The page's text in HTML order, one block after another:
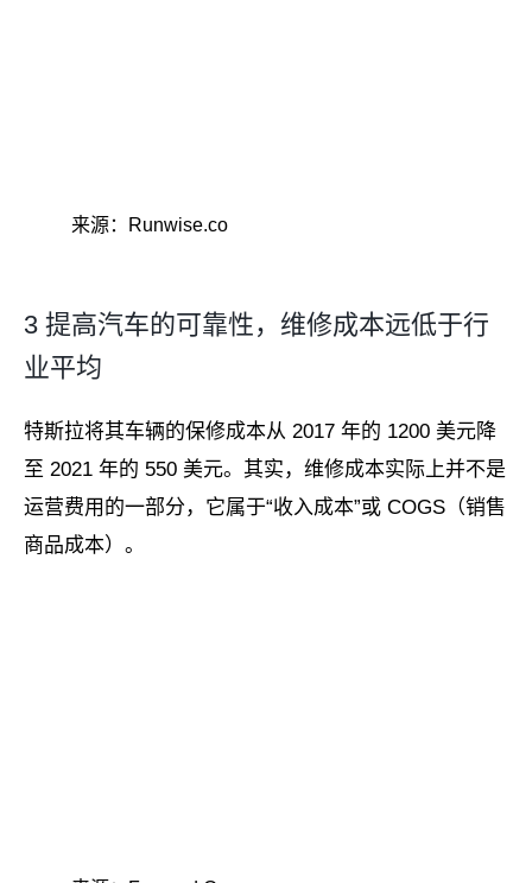
来源：Runwise.co
3 提高汽车的可靠性，维修成本远低于行
业平均
特斯拉将其车辆的保修成本从 2017 年的 1200 美元降
至 2021 年的 550 美元。其实，维修成本实际上并不是
运营费用的一部分，它属于“收入成本”或 COGS（销售
商品成本）。